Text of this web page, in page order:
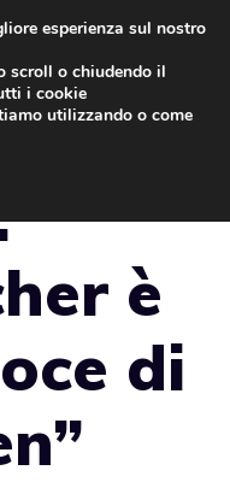
“
è
di
esperienza sul nostro
scroll o chiudendo il
i cookie
utilizzando o come